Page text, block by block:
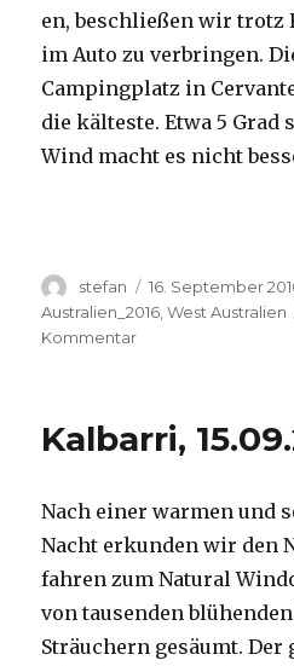
en, beschließen wir trotz
im Auto zu verbringen.
Campingplatz in
die kälteste. Etwa 5 Grad
Wind macht es nicht
Autor
stefan
Veröffentlicht
am
16. September
Australien_2016 ,West Australien
Kommentarzu
Kalbarri,
Nach einer warmen und
Nacht erkunden wir den
fahren zum Natural
von tausenden
Sträuchern gesäumt.